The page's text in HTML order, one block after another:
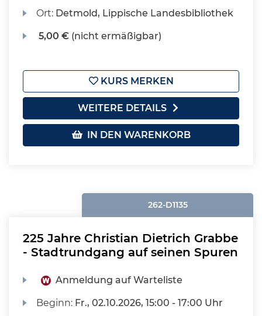
Ort: Detmold, Lippische Landesbibliothek
5,00 € (nicht ermäßigbar)
KURS MERKEN
WEITERE DETAILS
IN DEN WARENKORB
262-D1135
225 Jahre Christian Dietrich Grabbe
- Stadtrundgang auf seinen Spuren
Anmeldung auf Warteliste
Beginn: Fr., 02.10.2026, 15:00 - 17:00 Uhr